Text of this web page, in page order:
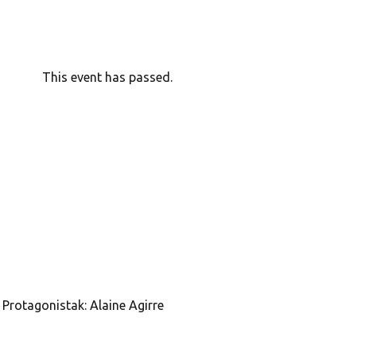
This event has passed.
Protagonistak: Alaine Agirre